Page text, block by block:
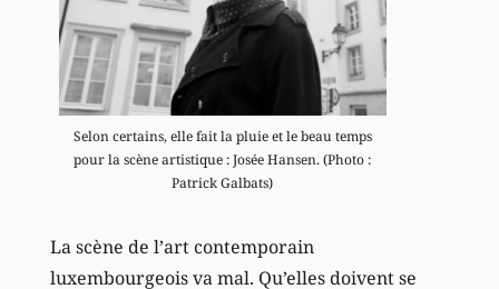
Selon certains, elle fait la pluie et le beau temps
pour la scène artistique : Josée Hansen. (Photo :
Patrick Galbats)
La scène de l’art contemporain
luxembourgeois va mal. Qu’elles doivent se